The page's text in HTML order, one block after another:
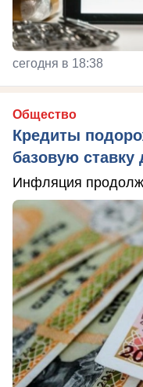
сегодня в 18:38
Общество
Кредиты
базовую ставку
Инфляция